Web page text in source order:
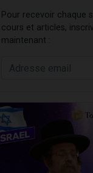
Pour recevoir chaque
cours et articles,
maintenant :